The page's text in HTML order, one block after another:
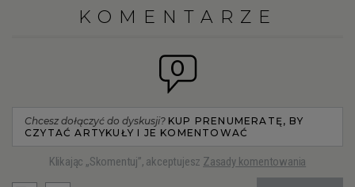
KOMENTARZE
0
Chcesz dołączyć do dyskusji? KUP PRENUMERATĘ, BY
CZYTAĆ ARTYKUŁY I JE KOMENTOWAĆ
Klikając „Skomentuj”, akceptujesz Zasady komentowania